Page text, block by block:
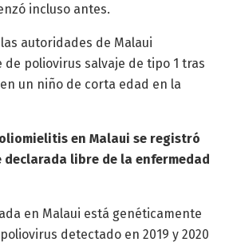
incluso antes.
autoridades de Malaui
poliovirus salvaje de tipo 1 tras
un niño de corta edad en la
en Malaui se registró
declarada libre de la enfermedad
en Malaui está genéticamente
detectado en 2019 y 2020